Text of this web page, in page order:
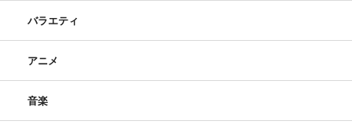
バラエティ
アニメ
音楽